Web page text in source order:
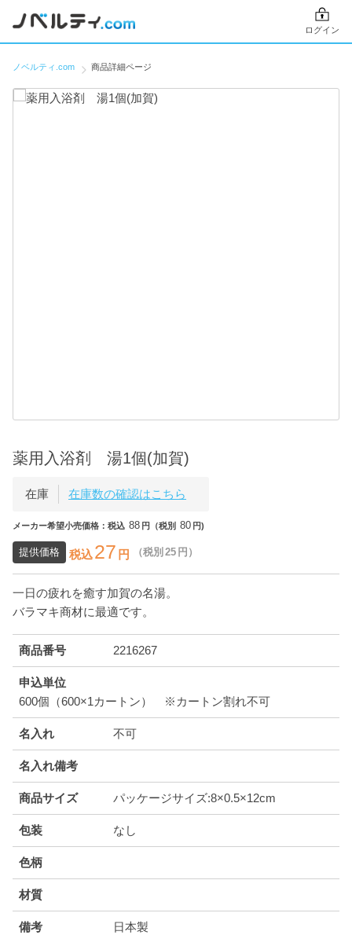
ログイン
ノベルティ.com 商品詳細ページ
薬用入浴剤 湯1個(加賀)
在庫 在庫数の確認はこちら
メーカー希望小売価格：税込 88 円（税別 80 円)
提供価格 税込27 円 （税別 25 円）
一日の疲れを癒す加賀の名湯。
バラマキ商材に最適です。
商品番号 2216267
申込単位
600個（600×1カートン） ※カートン割れ不可
名入れ 不可
名入れ備考
商品サイズ パッケージサイズ:8×0.5×12cm
包装 なし
色柄
材質
備考 日本製